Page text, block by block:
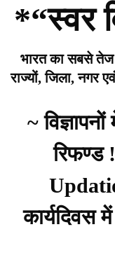
*“स्वर
भारत का सबसे
राज्यों, जिला, नगर
~
रिफण्ड
कार्यदिवस